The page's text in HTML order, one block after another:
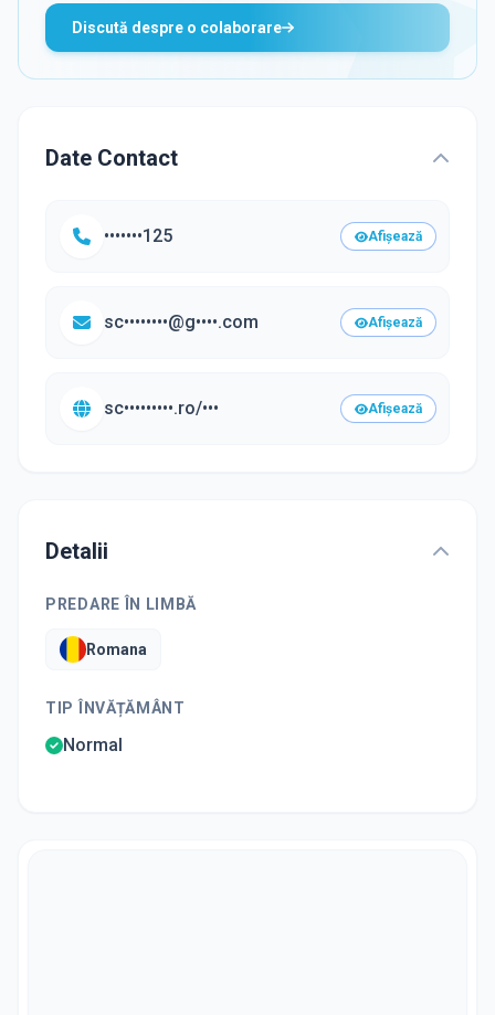
Discută despre o colaborare
Date Contact
•••••••125 Afișează
sc••••••••@g••••.com Afișează
sc•••••••••.ro/••• Afișează
Detalii
PREDARE ÎN LIMBĂ
Romana
TIP ÎNVĂȚĂMÂNT
Normal